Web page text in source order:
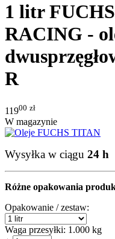
1 litr
RACING -
R
11900 zł
W magazynie
Wysyłka w ciągu 24 h
Różne opakowania
Opakowanie / zestaw:
Waga przesyłki: 1.000 kg